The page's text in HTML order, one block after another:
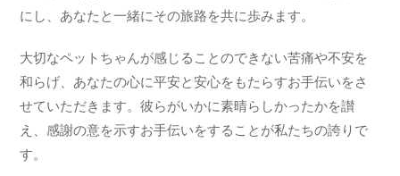
にし、あなたと一緒にその旅路を共に歩みます。
大切なペットちゃんが感じることのできない苦痛や不安を
和らげ、あなたの心に平安と安心をもたらすお手伝いをさ
せていただきます。彼らがいかに素晴らしかったかを讃
え、感謝の意を示すお手伝いをすることが私たちの誇りで
す。